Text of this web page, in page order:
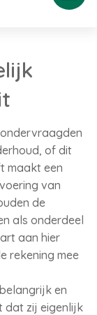
of dit
maakt een
van
de
als onderdeel
aan hier
rekening mee
en
dat zij eigenlijk